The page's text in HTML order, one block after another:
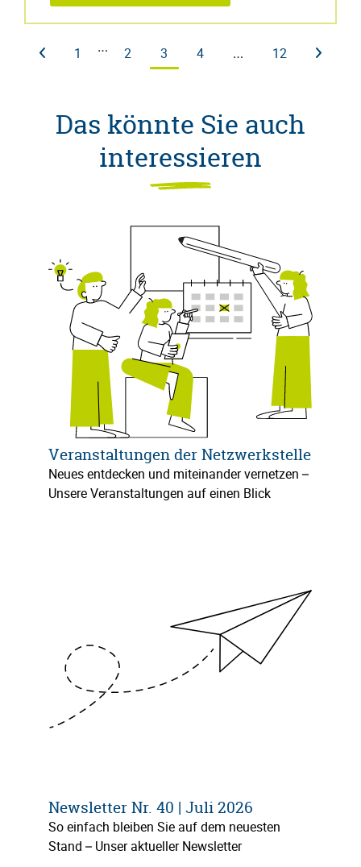
1 … 2 3 4 … 12
Das könnte Sie auch
interessieren
Veranstaltungen der Netzwerkstelle
Neues entdecken und miteinander vernetzen –
Unsere Veranstaltungen auf einen Blick
Newsletter Nr. 40 | Juli 2026
So einfach bleiben Sie auf dem neuesten
Stand – Unser aktueller Newsletter